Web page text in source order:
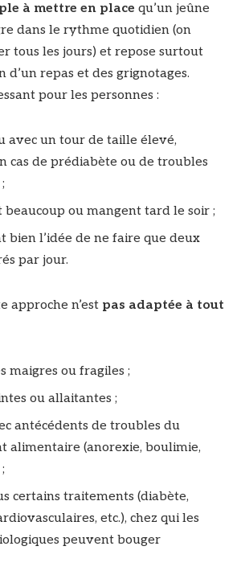
à mettre en place qu’un jeûne
dans le rythme quotidien (on
tous les jours) et repose surtout
d’un repas et des grignotages.
pour les personnes :
avec un tour de taille élevé,
cas de prédiabète ou de troubles
ou mangent tard le soir ;
bien l’idée de ne faire que deux
par jour.
approche n’est pas adaptée à tout
maigres ou fragiles ;
ou allaitantes ;
antécédents de troubles du
alimentaire (anorexie, boulimie,
certains traitements (diabète,
etc.), chez qui les
peuvent bouger